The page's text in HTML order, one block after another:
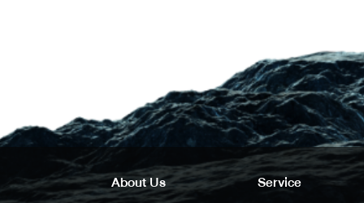
About Us Service